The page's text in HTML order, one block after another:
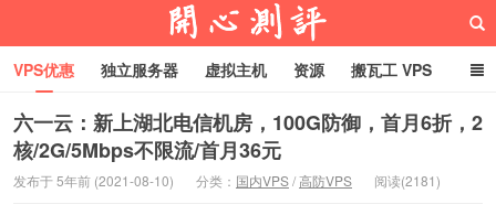
开心VPS测评
VPS优惠 独立服务器 虚拟主机 资源 搬瓦工 VPS
折腾VPS 真实测评 Hostloc趣闻 域名
RackNerd促销套餐
六一云：新上湖北电信机房，100G防御，首月6折，2
核/2G/5Mbps不限流/首月36元
发布于 5年前 (2021-08-10) 分类： 国内VPS/高防VPS 阅读(2181)